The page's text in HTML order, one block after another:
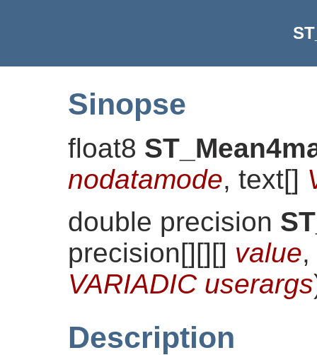
Sinopse
float8
nodatamode, text[]
double precision
precision[][][] value
VARIADIC userargs
Description